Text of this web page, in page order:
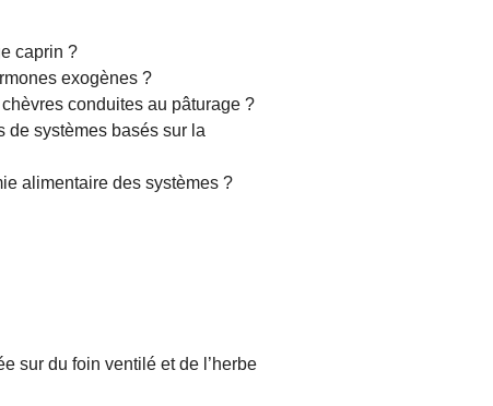
caprin ?
exogènes ?
conduites au pâturage ?
de systèmes basés sur la
alimentaire des systèmes ?
sur du foin ventilé et de l’herbe